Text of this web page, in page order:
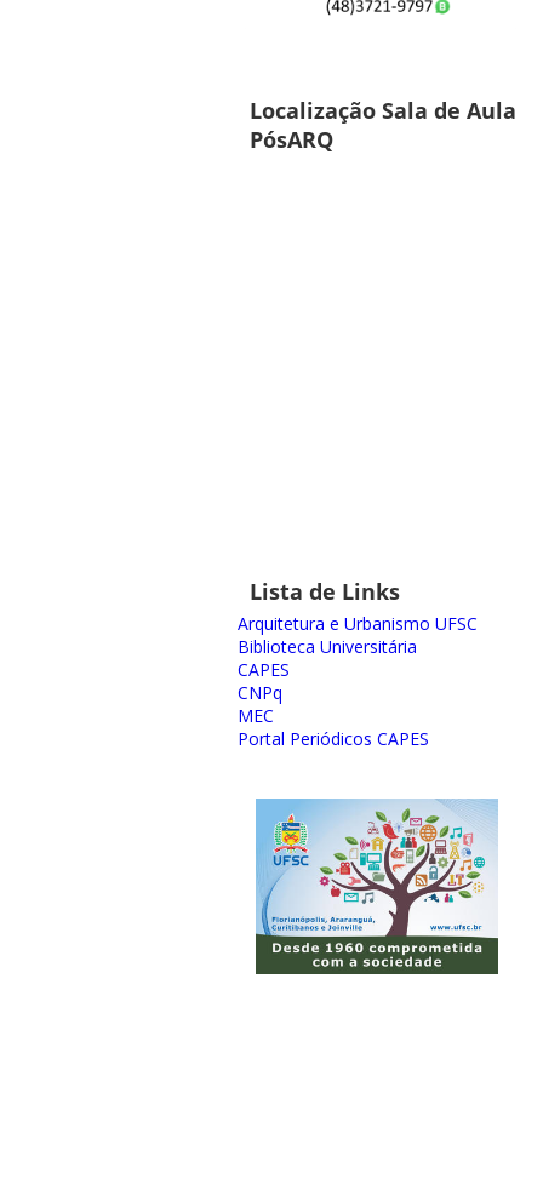
Localização Sala de Aula
PósARQ
Lista de Links
Arquitetura e Urbanismo UFSC
Biblioteca Universitária
CAPES
CNPq
MEC
Portal Periódicos CAPES